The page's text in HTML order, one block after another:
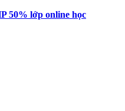
50% lớp online học